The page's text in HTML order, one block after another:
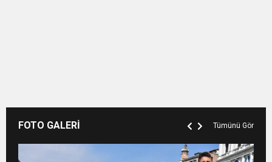
FOTO GALERİ Tümünü Gör